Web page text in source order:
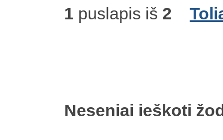
1 puslapis iš 2
Neseniai ieškoti